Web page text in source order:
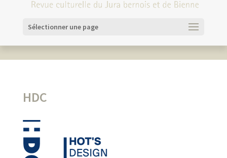
Sélectionner une page
HDC